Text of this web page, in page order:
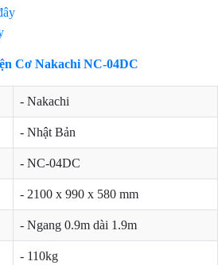
Cơ Nakachi NC-04DC
- Nakachi
- Nhật Bản
- NC-04DC
- 2100 x 990 x 580 mm
- Ngang 0.9m dài 1.9m
- 110kg